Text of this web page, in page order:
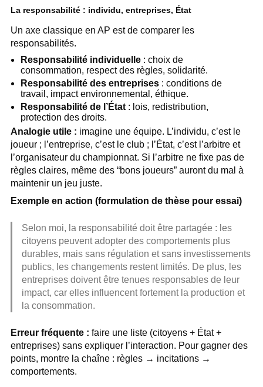
La responsabilité : individu, entreprises, État
Un axe classique en AP est de comparer les
responsabilités.
Responsabilité individuelle : choix de
consommation, respect des règles, solidarité.
Responsabilité des entreprises : conditions de
travail, impact environnemental, éthique.
Responsabilité de l’État : lois, redistribution,
protection des droits.
Analogie utile : imagine une équipe. L’individu, c’est le
joueur ; l’entreprise, c’est le club ; l’État, c’est l’arbitre et
l’organisateur du championnat. Si l’arbitre ne fixe pas de
règles claires, même des “bons joueurs” auront du mal à
maintenir un jeu juste.
Exemple en action (formulation de thèse pour essai)
Selon moi, la responsabilité doit être partagée : les
citoyens peuvent adopter des comportements plus
durables, mais sans régulation et sans investissements
publics, les changements restent limités. De plus, les
entreprises doivent être tenues responsables de leur
impact, car elles influencent fortement la production et
la consommation.
Erreur fréquente : faire une liste (citoyens + État +
entreprises) sans expliquer l’interaction. Pour gagner des
points, montre la chaîne : règles → incitations →
comportements.